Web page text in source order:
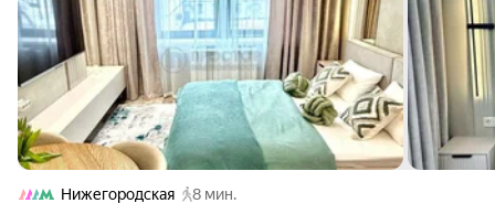
Нижегородская
8 мин.